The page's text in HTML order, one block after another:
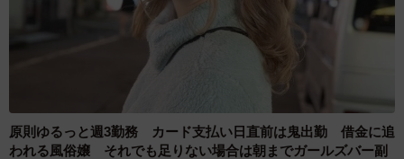
原則ゆるっと週3勤務 カード支払い日直前は鬼出勤 借金に追
われる風俗嬢 それでも足りない場合は朝までガールズバー副